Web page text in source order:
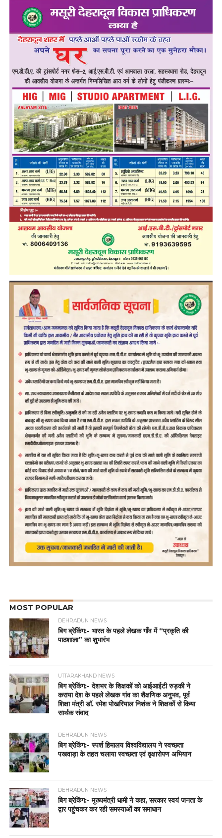
MOST POPULAR
DEHRADUN NEWS
बिग ब्रेकिंग:- भारत के पहले लेखक गाँव में “प्रकृति की
पाठशाला” का शुभारंभ
UTTARAKHAND NEWS
बिग ब्रेकिंग:- देशभर के शिक्षकों को आईआईटी रुड़की ने
कराया देश के पहले लेखक गांव का शैक्षणिक अनुभव, पूर्व
शिक्षा मंत्री डॉ. रमेश पोखरियाल निशंक ने शिक्षकों से किया
सार्थक संवाद
DEHRADUN NEWS
बिग ब्रेकिंग:- स्पर्श हिमालय विश्वविद्यालय ने स्वच्छता
पखवाड़ा के तहत चलाया स्वच्छता एवं वृक्षारोपण अभियान
DEHRADUN NEWS
बिग ब्रेकिंग:- मुख्यमंत्री धामी ने कहा, सरकार स्वयं जनता के
द्वार पहुंचकर कर रही समस्याओं का समाधान